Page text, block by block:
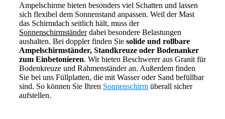
Ampelschirme bieten besonders viel Schatten und lassen
sich flexibel dem Sonnenstand anpassen. Weil der Mast
das Schirmdach seitlich hält, muss der
Sonnenschirmständerdabei besondere Belastungen
aushalten. Bei doppler finden Sie solide und rollbare
Ampelschirmständer, Standkreuze oder Bodenanker
zum Einbetonieren. Wir bieten Beschwerer aus Granit für
Bodenkreuze und Rahmenständer an. Außerdem finden
Sie bei uns Füllplatten, die mit Wasser oder Sand befüllbar
sind. So können Sie Ihren Sonnenschirm überall sicher
aufstellen.